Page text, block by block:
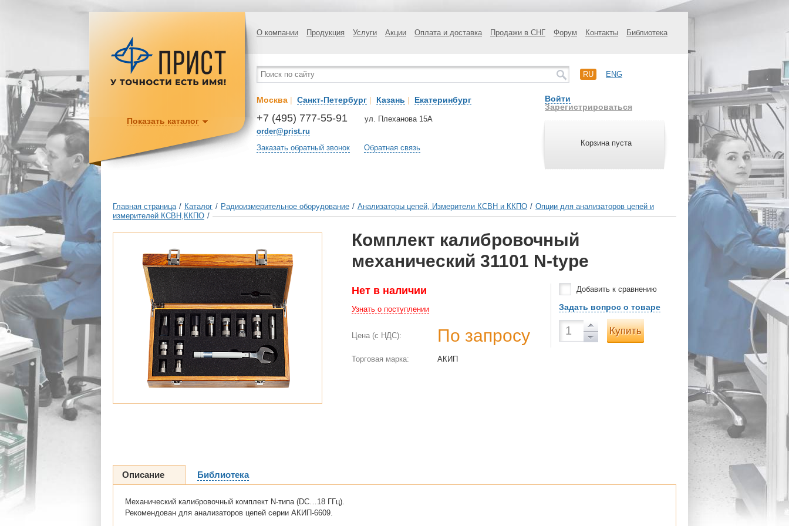
О компании Продукция Услуги Акции Оплата и доставка Продажи в СНГ Форум Контакты Библиотека
RU ENG
Москва | Санкт-Петербург | Казань | Екатеринбург
+7 (495) 777-55-91
order@prist.ru
ул. Плеханова 15А
Заказать обратный звонок Обратная связь
Войти
Зарегистрироваться
Корзина пуста
Показать каталог
Главная страница / Каталог / Радиоизмерительное оборудование / Анализаторы цепей, Измерители КСВН и ККПО / Опции для анализаторов цепей и
измерителей КСВН,ККПО /
Комплект калибровочный
механический 31101 N-type
Нет в наличии
Узнать о поступлении
Цена (с НДС): По запросу
Торговая марка: АКИП
Добавить к сравнению
Задать вопрос о товаре
Купить
Описание Библиотека
Механический калибровочный комплект N-типа (DC…18 ГГц).
Рекомендован для анализаторов цепей серии АКИП-6609.